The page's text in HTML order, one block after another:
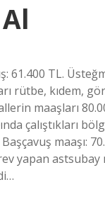
61.400 TL.
rütbe, kıdem,
maaşları
çalıştıkları
maaşı:
yapan astsubay